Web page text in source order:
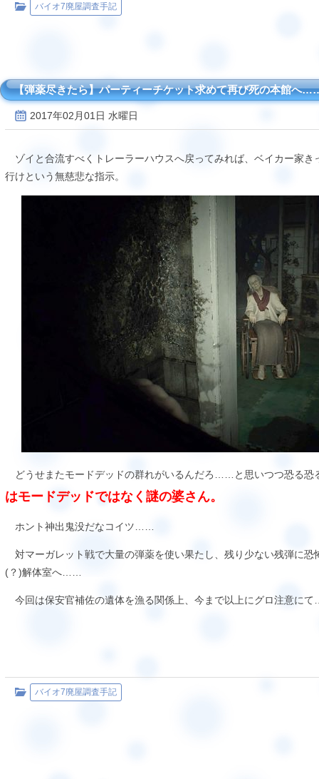
バイオ7廃屋調査手記
【弾薬尽きたら】パーティーチケット求めて再び死の本館へ
2017年02月01日 水曜日
ゾイと合流すべくトレーラーハウスへ戻ってみれば、ベイカー家き
行けという無慈悲な指示。
どうせまたモードデッドの群れがいるんだろ……と思いつつ恐る恐
はモードデッドではなく謎の婆さん。
ホント神出鬼没だなコイツ……
対マーガレット戦で大量の弾薬を使い果たし、残り少ない残弾に恐
(？)解体室へ……
今回は保安官補佐の遺体を漁る関係上、今まで以上にグロ注意に
バイオ7廃屋調査手記